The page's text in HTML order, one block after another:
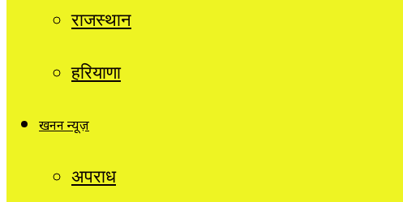
राजस्थान
हरियाणा
खनन न्यूज़
अपराध